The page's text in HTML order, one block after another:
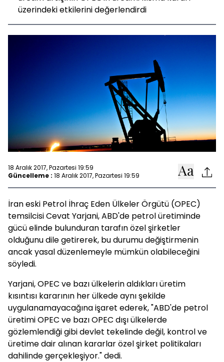
üzerindeki etkilerini değerlendirdi
18 Aralık 2017, Pazartesi 19:59
Güncelleme : 18 Aralık 2017, Pazartesi 19:59
İran eski Petrol İhraç Eden Ülkeler Örgütü (OPEC)
temsilcisi Cevat Yarjani, ABD'de petrol üretiminde
gücü elinde bulunduran tarafın özel şirketler
olduğunu dile getirerek, bu durumu değiştirmenin
ancak yasal düzenlemeyle mümkün olabileceğini
söyledi.
Yarjani, OPEC ve bazı ülkelerin aldıkları üretim
kısıntısı kararının her ülkede aynı şekilde
uygulanamayacağına işaret ederek, "ABD'de petrol
üretimi OPEC ve bazı OPEC dışı ülkelerde
gözlemlendiği gibi devlet tekelinde değil, kontrol ve
üretime dair alınan kararlar özel şirket politikaları
dahilinde gerçekleşiyor." dedi.